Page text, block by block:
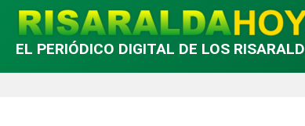
EL PERIÓDICO DIGITAL DE LOS